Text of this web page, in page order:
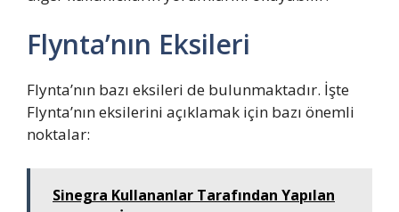
Flynta’nın Eksileri
Flynta’nın bazı eksileri de bulunmaktadır. İşte
Flynta’nın eksilerini açıklamak için bazı önemli
noktalar:
Sinegra Kullananlar Tarafından Yapılan